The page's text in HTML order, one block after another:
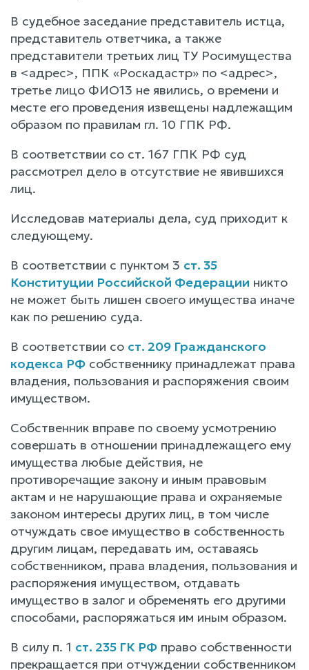
В судебное заседание представитель истца,
представитель ответчика, а также
представители третьих лиц ТУ Росимущества
в <адрес>, ППК «Роскадастр» по <адрес>,
третье лицо ФИО13 не явились, о времени и
месте его проведения извещены надлежащим
образом по правилам гл. 10 ГПК РФ.
В соответствии со ст. 167 ГПК РФ суд
рассмотрел дело в отсутствие не явившихся
лиц.
Исследовав материалы дела, суд приходит к
следующему.
В соответствии с пунктом 3 ст. 35
Конституции Российской Федерации никто
не может быть лишен своего имущества иначе
как по решению суда.
В соответствии со ст. 209 Гражданского
кодекса РФ собственнику принадлежат права
владения, пользования и распоряжения своим
имуществом.
Собственник вправе по своему усмотрению
совершать в отношении принадлежащего ему
имущества любые действия, не
противоречащие закону и иным правовым
актам и не нарушающие права и охраняемые
законом интересы других лиц, в том числе
отчуждать свое имущество в собственность
другим лицам, передавать им, оставаясь
собственником, права владения, пользования и
распоряжения имуществом, отдавать
имущество в залог и обременять его другими
способами, распоряжаться им иным образом.
В силу п. 1 ст. 235 ГК РФ право собственности
прекращается при отчуждении собственником